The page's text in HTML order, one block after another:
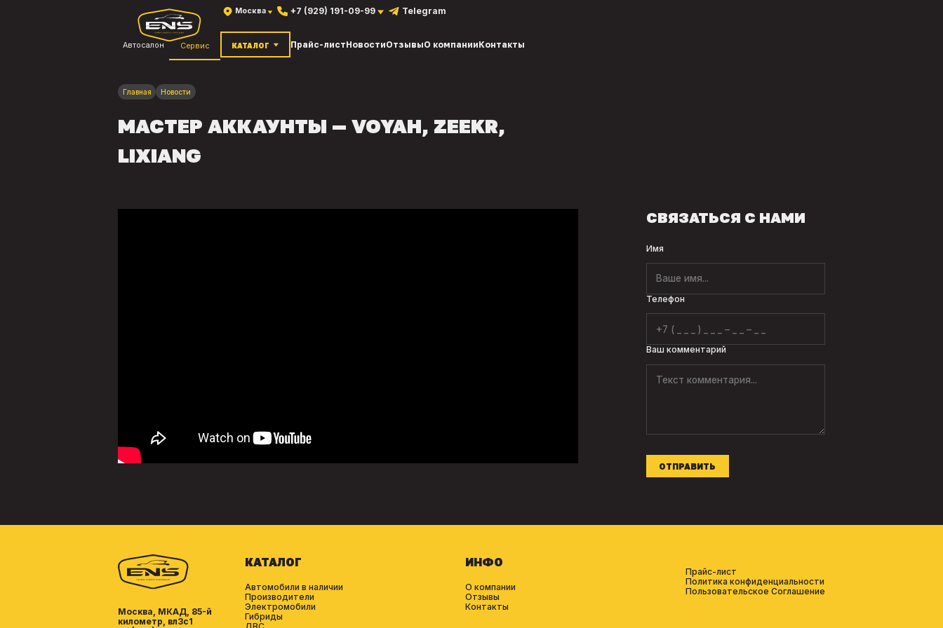
Автосалон Сервис
Москва +7 (929) 191-09-99 Telegram
КАТАЛОГ Прайс-листНовостиОтзывыО компанииКонтакты
Главная Новости
МАСТЕР АККАУНТЫ — VOYAH, ZEEKR,
LIXIANG
СВЯЗАТЬСЯ С НАМИ
Имя
Телефон
Ваш комментарий
ОТПРАВИТЬ
Москва, МКАД, 85-й
километр, вл3с1
КАТАЛОГ
Автомобили в наличии
Производители
Электромобили
Гибриды
ИНФО
О компании
Отзывы
Контакты
Прайс-лист
Политика конфиденциальности
Пользовательское Соглашение